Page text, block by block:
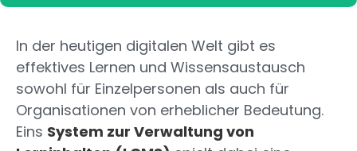
In der heutigen digitalen Welt gibt es
effektives Lernen und Wissensaustausch
sowohl für Einzelpersonen als auch für
Organisationen von erheblicher Bedeutung.
Eins System zur Verwaltung von